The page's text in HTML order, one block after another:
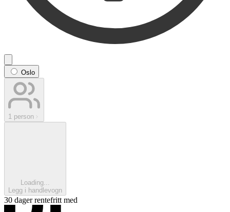
Oslo
1 person
Loading...
Legg i handlevogn
30 dager rentefritt med